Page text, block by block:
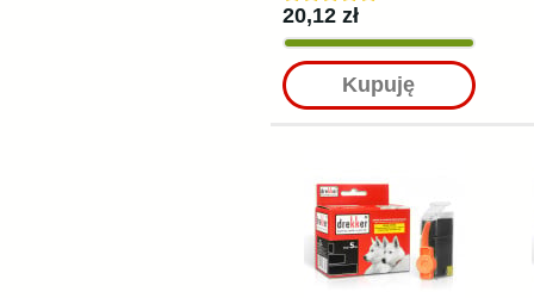
20,12 zł
Kupuję